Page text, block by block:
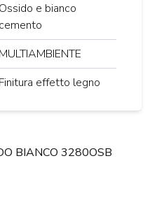
Ossido e bianco
cemento
MULTIAMBIENTE
Finitura effetto legno
BIANCO 3280OSB